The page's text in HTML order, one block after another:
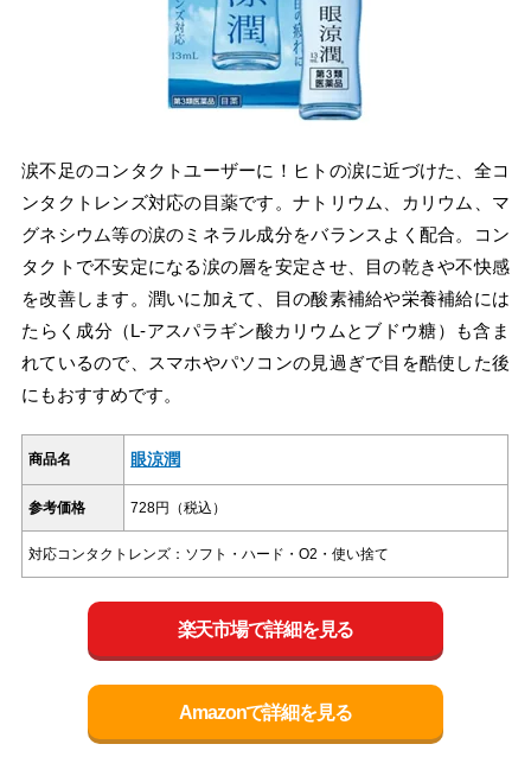
涙不足のコンタクトユーザーに！ヒトの涙に近づけた、全コ
ンタクトレンズ対応の目薬です。ナトリウム、カリウム、マ
グネシウム等の涙のミネラル成分をバランスよく配合。コン
タクトで不安定になる涙の層を安定させ、目の乾きや不快感
を改善します。潤いに加えて、目の酸素補給や栄養補給には
たらく成分（L-アスパラギン酸カリウムとブドウ糖）も含ま
れているので、スマホやパソコンの見過ぎで目を酷使した後
にもおすすめです。
商品名 眼涼潤
参考価格 728円（税込）
対応コンタクトレンズ：ソフト・ハード・O2・使い捨て
楽天市場で詳細を見る
Amazonで詳細を見る